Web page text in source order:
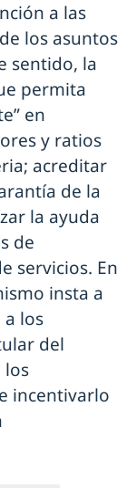
a las
los asuntos
sentido, la
permita
en
y ratios
acreditar
de la
la ayuda
de
servicios. En
insta a
a los
del
los
incentivarlo